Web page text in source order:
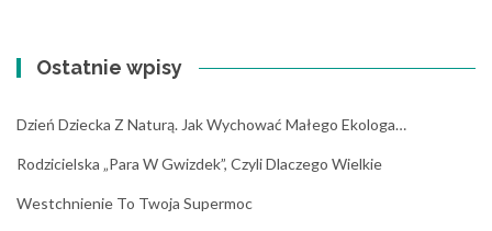
Ostatnie wpisy
Dzień Dziecka Z Naturą. Jak Wychować Małego Ekologa…
Rodzicielska „para W Gwizdek”, Czyli Dlaczego Wielkie
Westchnienie To Twoja Supermoc